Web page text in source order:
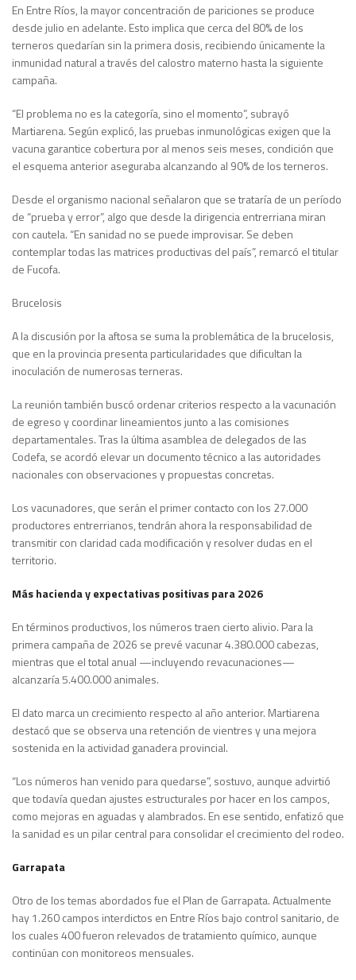
En Entre Ríos, la mayor concentración de pariciones se produce
desde julio en adelante. Esto implica que cerca del 80% de los
terneros quedarían sin la primera dosis, recibiendo únicamente la
inmunidad natural a través del calostro materno hasta la siguiente
campaña.
“El problema no es la categoría, sino el momento”, subrayó
Martiarena. Según explicó, las pruebas inmunológicas exigen que la
vacuna garantice cobertura por al menos seis meses, condición que
el esquema anterior aseguraba alcanzando al 90% de los terneros.
Desde el organismo nacional señalaron que se trataría de un período
de “prueba y error”, algo que desde la dirigencia entrerriana miran
con cautela. “En sanidad no se puede improvisar. Se deben
contemplar todas las matrices productivas del país”, remarcó el titular
de Fucofa.
Brucelosis
A la discusión por la aftosa se suma la problemática de la brucelosis,
que en la provincia presenta particularidades que dificultan la
inoculación de numerosas terneras.
La reunión también buscó ordenar criterios respecto a la vacunación
de egreso y coordinar lineamientos junto a las comisiones
departamentales. Tras la última asamblea de delegados de las
Codefa, se acordó elevar un documento técnico a las autoridades
nacionales con observaciones y propuestas concretas.
Los vacunadores, que serán el primer contacto con los 27.000
productores entrerrianos, tendrán ahora la responsabilidad de
transmitir con claridad cada modificación y resolver dudas en el
territorio.
Más hacienda y expectativas positivas para 2026
En términos productivos, los números traen cierto alivio. Para la
primera campaña de 2026 se prevé vacunar 4.380.000 cabezas,
mientras que el total anual —incluyendo revacunaciones—
alcanzaría 5.400.000 animales.
El dato marca un crecimiento respecto al año anterior. Martiarena
destacó que se observa una retención de vientres y una mejora
sostenida en la actividad ganadera provincial.
“Los números han venido para quedarse”, sostuvo, aunque advirtió
que todavía quedan ajustes estructurales por hacer en los campos,
como mejoras en aguadas y alambrados. En ese sentido, enfatizó que
la sanidad es un pilar central para consolidar el crecimiento del rodeo.
Garrapata
Otro de los temas abordados fue el Plan de Garrapata. Actualmente
hay 1.260 campos interdictos en Entre Ríos bajo control sanitario, de
los cuales 400 fueron relevados de tratamiento químico, aunque
continúan con monitoreos mensuales.